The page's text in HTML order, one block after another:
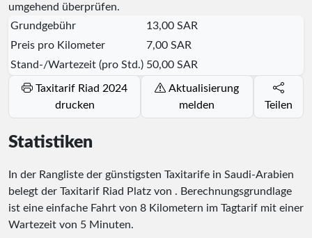
umgehend überprüfen.
Grundgebühr
13,00 SAR
Preis pro Kilometer
7,00 SAR
Stand-/Wartezeit (pro Std.) 50,00 SAR
Taxitarif Riad 2024
drucken
Aktualisierung
melden
Teilen
Statistiken
In der Rangliste der günstigsten Taxitarife in Saudi-Arabien
belegt der Taxitarif Riad Platz von . Berechnungsgrundlage
ist eine einfache Fahrt von 8 Kilometern im Tagtarif mit einer
Wartezeit von 5 Minuten.